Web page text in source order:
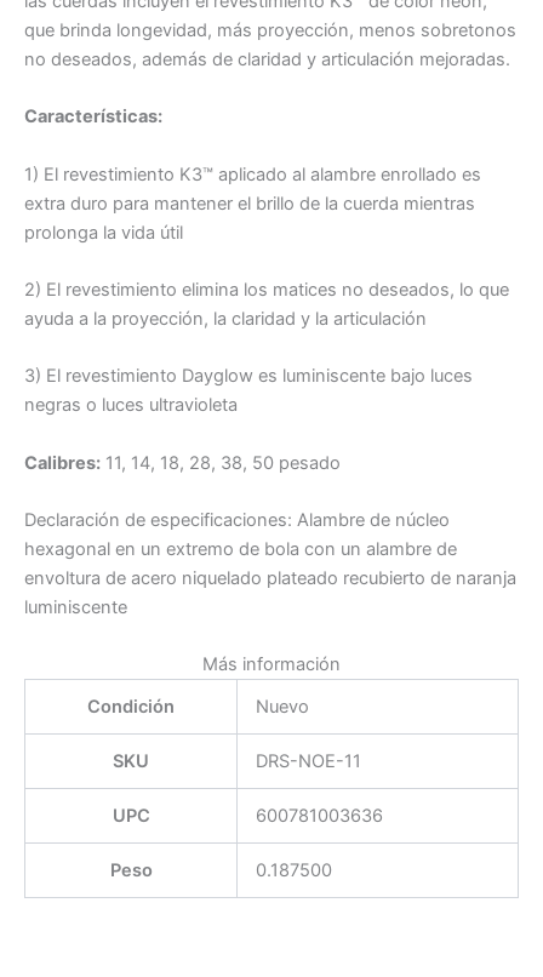
que brinda longevidad, más proyección, menos sobretonos
no deseados, además de claridad y articulación mejoradas.
Características:
1) El revestimiento K3™ aplicado al alambre enrollado es
extra duro para mantener el brillo de la cuerda mientras
prolonga la vida útil
2) El revestimiento elimina los matices no deseados, lo que
ayuda a la proyección, la claridad y la articulación
3) El revestimiento Dayglow es luminiscente bajo luces
negras o luces ultravioleta
Calibres: 11, 14, 18, 28, 38, 50 pesado
Declaración de especificaciones: Alambre de núcleo
hexagonal en un extremo de bola con un alambre de
envoltura de acero niquelado plateado recubierto de naranja
luminiscente
Más información
Condición
Nuevo
SKU DRS-NOE-11
UPC 600781003636
Peso 0.187500